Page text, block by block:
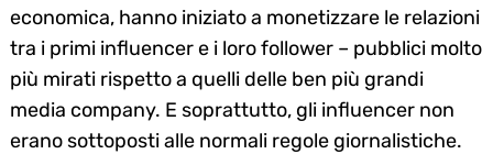
economica, hanno iniziato a monetizzare le relazioni
tra i primi influencer e i loro follower – pubblici molto
più mirati rispetto a quelli delle ben più grandi
media company. E soprattutto, gli influencer non
erano sottoposti alle normali regole giornalistiche.